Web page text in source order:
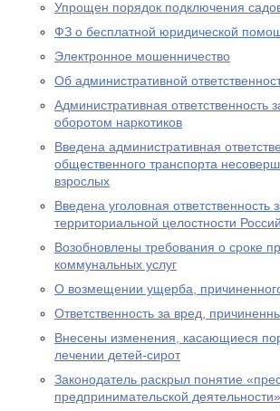
Упрощен порядок подключения
ФЗ о бесплатной юридической
Электронное мошенничество
Об административной
Административная
оборотом наркотиков
Введена административная
общественного транспорта
взрослых
Введена уголовная
территориальной целостности
Возобновлены требования о сроке
коммунальных услуг
О возмещении ущерба,
Ответственность за вред,
Внесены изменения, касающиеся
лечении детей-сирот
Законодатель раскрыл понятие
предпринимательской деятельности»